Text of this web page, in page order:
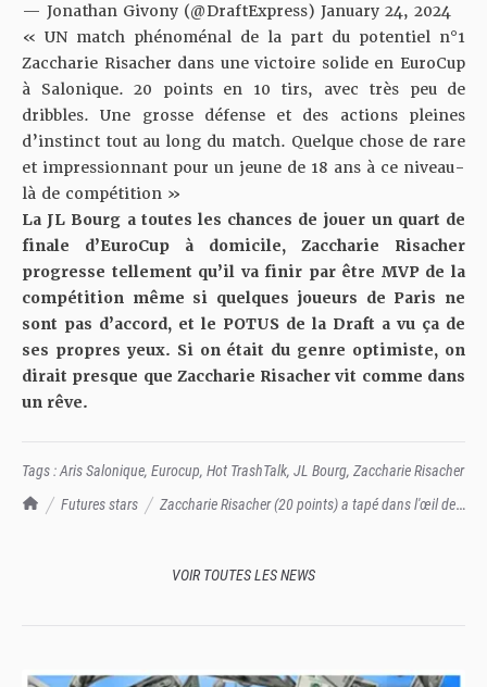
TrashTalk Actu NBA
Futures stars
Zaccharie Risacher (20 points) a tapé dans l'œil de
— Jonathan Givony (@DraftExpress) January 24, 2024
« UN match phénoménal de la part du potentiel n°1
Zaccharie Risacher dans une victoire solide en EuroCup
à Salonique. 20 points en 10 tirs, avec très peu de
dribbles. Une grosse défense et des actions pleines
d’instinct tout au long du match. Quelque chose de rare
et impressionnant pour un jeune de 18 ans à ce niveau-
là de compétition »
La JL Bourg a toutes les chances de jouer un quart de
finale d’EuroCup à domicile, Zaccharie Risacher
progresse tellement qu’il va finir par être MVP de la
compétition même si quelques joueurs de Paris ne
sont pas d’accord, et le POTUS de la Draft a vu ça de
ses propres yeux. Si on était du genre optimiste, on
dirait presque que Zaccharie Risacher vit comme dans
un rêve.
Tags :Aris Salonique, Eurocup, Hot TrashTalk, JL Bourg, Zaccharie Risacher
VOIR TOUTES LES NEWS